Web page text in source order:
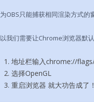
OBS只能捕获相同渲染方式的
我们需要让Chrome浏览器默
地址栏输入chrome://
选择OpenGL
重启浏览器 就大功告成了！